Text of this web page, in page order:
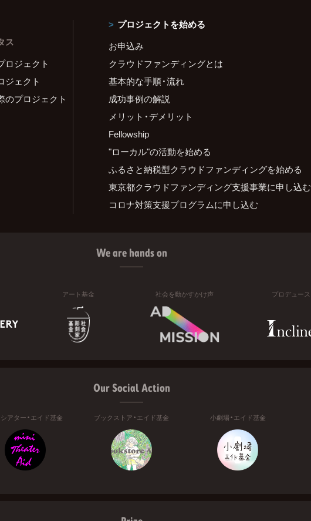
ス
ロジェクト
ジェクト
のプロジェクト
プロジェクトを始める
お申込み
クラウドファンディングとは
基本的な手順・流れ
成功事例の解説
メリット・デメリット
Fellowship
"ローカル"の活動を始める
ふるさと納税型クラウドファンディングを始める
東京都クラウドファンディング支援事業に申し込む
コロナ対策支援プログラムに申し込む
We are hands on
アート基金 社会を動かすかけ声 プロデュース
Our Social Action
アター・エイド基金 ブックストア・エイド基金 小劇場・エイド基金